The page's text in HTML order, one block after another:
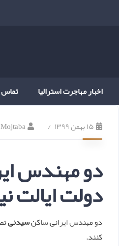
اخبار مهاجرت استرالیا تماس
۱۵ بهمن ۱۳۹۹ Mojtaba
دو مهندس
دولت ایالت
دو مهندس ایرانی ساکنسیدنی
کنند.